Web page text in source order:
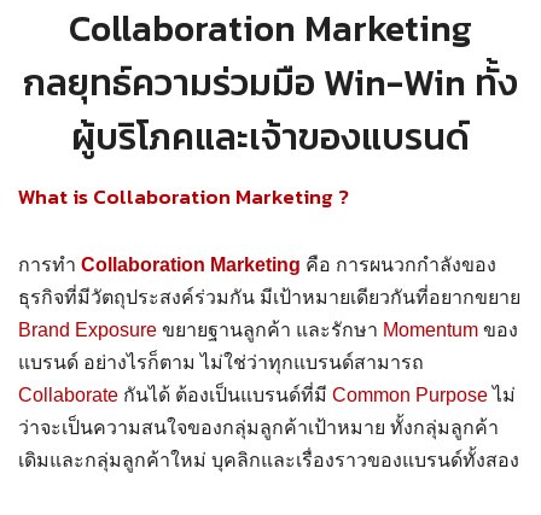
Collaboration Marketing
กลยุทธ์ความร่วมมือ Win-Win ทั้ง
ผู้บริโภคและเจ้าของแบรนด์
What is Collaboration Marketing ?
การทำ Collaboration Marketing คือ การผนวกกำลังของ
ธุรกิจที่มีวัตถุประสงค์ร่วมกัน มีเป้าหมายเดียวกันที่อยากขยาย
Brand Exposure ขยายฐานลูกค้า และรักษา Momentum ของ
แบรนด์ อย่างไรก็ตาม ไม่ใช่ว่าทุกแบรนด์สามารถ
Collaborate กันได้ ต้องเป็นแบรนด์ที่มี Common Purposeไม่
ว่าจะเป็นความสนใจของกลุ่มลูกค้าเป้าหมาย ทั้งกลุ่มลูกค้า
เดิมและกลุ่มลูกค้าใหม่ บุคลิกและเรื่องราวของแบรนด์ทั้งสอง